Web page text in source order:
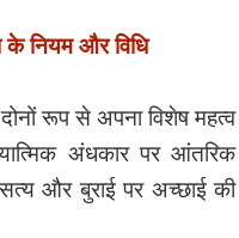
के नियम और विधि
रूप से अपना विशेष महत्व
अंधकार पर आंतरिक
और बुराई पर अच्छाई की